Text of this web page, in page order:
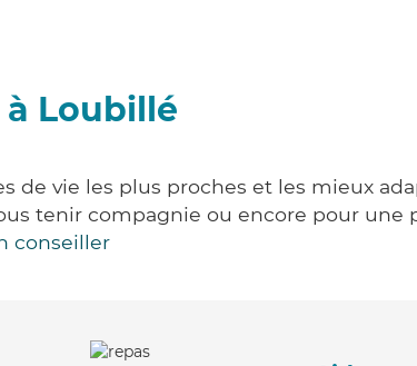
Loubillé
vie les plus proches et les mieux
tenir compagnie ou encore pour une
conseiller